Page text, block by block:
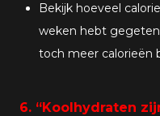
Bekijk hoeveel
weken hebt
toch meer calorieën
6. “Koolhydraten